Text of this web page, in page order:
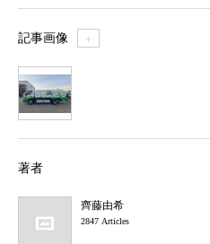
記事画像 ＋
著者
齊藤由希
2847 Articles